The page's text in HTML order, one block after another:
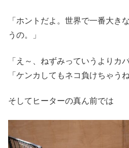
「ホントだよ。世界で一番大き
うの。」
「え～、ねずみっていうよりカ
「ケンカしてもネコ負けちゃうね
そしてヒーターの真ん前では